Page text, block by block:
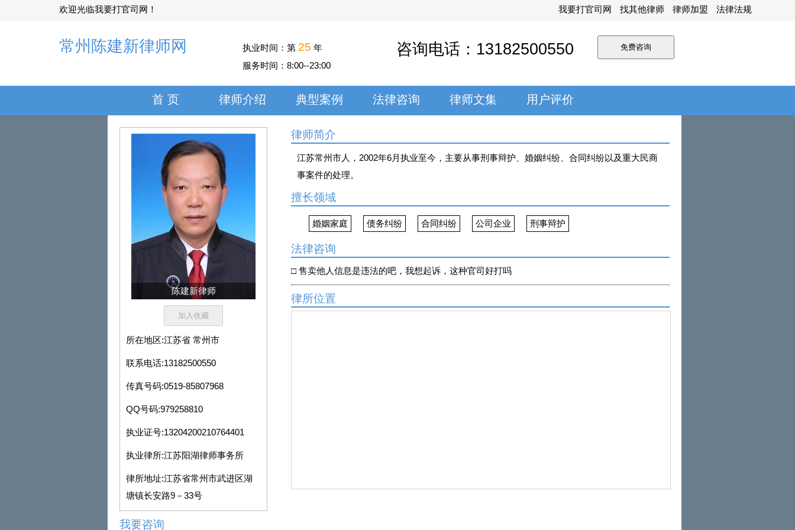
欢迎光临我要打官司网！ 我要打官司网 找其他律师 律师加盟 法律法规
常州陈建新律师网 执业时间：第 25 年
服务时间： 8:00--23:00
咨询电话： 13182500550
首 页 律师介绍 典型案例 法律咨询 律师文集 用户评价
陈建新律师
所在地区:江苏省 常州市
联系电话:13182500550
传真号码:0519-85807968
QQ号码:979258810
执业证号:13204200210764401
执业律所:江苏阳湖律师事务所
律所地址:江苏省常州市武进区湖
塘镇长安路9－33号
我要咨询
律师简介
江苏常州市人，2002年6月执业至今，主要从事刑事辩护、婚姻纠纷、合同纠纷以及重大民商
事案件的处理。
擅长领域
婚姻家庭 债务纠纷 合同纠纷 公司企业 刑事辩护
法律咨询
□ 售卖他人信息是违法的吧，我想起诉，这种官司好打吗
律所位置